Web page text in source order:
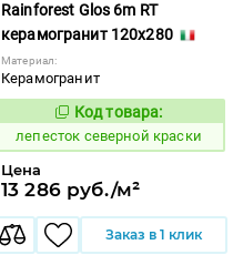
Rainforest Glos 6m RT
керамогранит 120x280
Материал:
Керамогранит
869914
Код товара:
лепесток северной краски
Цена
13 286 руб./м²
Заказ в 1 клик